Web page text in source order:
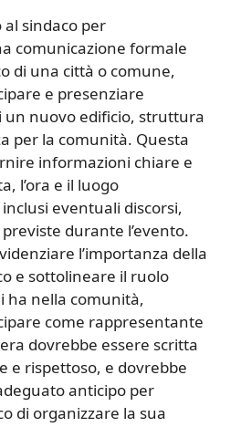
sindaco per
comunicazione formale
di una città o comune,
e presenziare
un nuovo edificio, struttura
per la comunità. Questa
informazioni chiare e
l’ora e il luogo
eventuali discorsi,
durante l’evento.
l’importanza della
e sottolineare il ruolo
ha nella comunità,
come rappresentante
dovrebbe essere scritta
e rispettoso, e dovrebbe
anticipo per
di organizzare la sua